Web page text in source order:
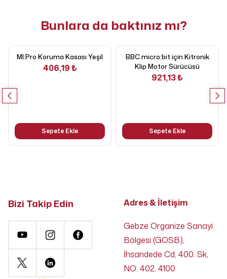
Bunlara da baktınız mı?
MI:Pro Koruma Kasası Yeşil
406,19 ₺
Sepete Ekle
BBC micro:bit için Kitronik
Klip Motor Sürücüsü
921,13 ₺
Sepete Ekle
Bizi Takip Edin Adres & İletişim
Gebze Organize Sanayi
Bölgesi (GOSB),
İhsandede Cd, 400. Sk,
NO: 402, 4100